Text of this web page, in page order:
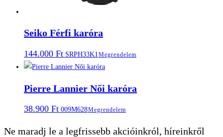
Seiko Férfi karóra
144.000 Ft SRPH33K1 Megrendelem
Pierre Lannier Női karóra
38.900 Ft 009M628Megrendelem
Ne maradj le a legfrissebb akcióinkról, híreinkről